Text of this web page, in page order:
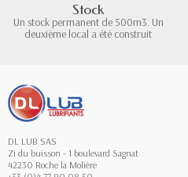
Stock
Un stock permanent de 500m3. Un
deuxième local a été construit
DL LUB SAS
Zi du buisson - 1 boulevard Sagnat
42230 Roche la Molière